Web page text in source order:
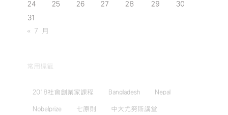
24
25 26 27 28 29
30
31
« 7 月
常用標籤
2018社會創業家課程 Bangladesh Nepal
Nobelprize 七原則 中大尤努斯講堂